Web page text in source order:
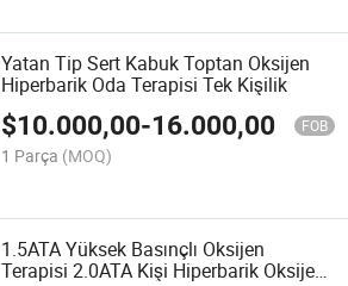
Yatan Tip Sert Kabuk Toptan Oksijen
Hiperbarik Oda Terapisi Tek Kişilik
$10.000,00-16.000,00 FOB
1 Parça (MOQ)
1.5ATA Yüksek Basınçlı Oksijen
Terapisi 2.0ATA Kişi Hiperbarik Oksijen